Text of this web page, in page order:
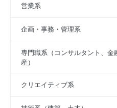
営業系
企画・事務・管理系
専門職系（コンサルタント、金
産）
クリエイティブ系